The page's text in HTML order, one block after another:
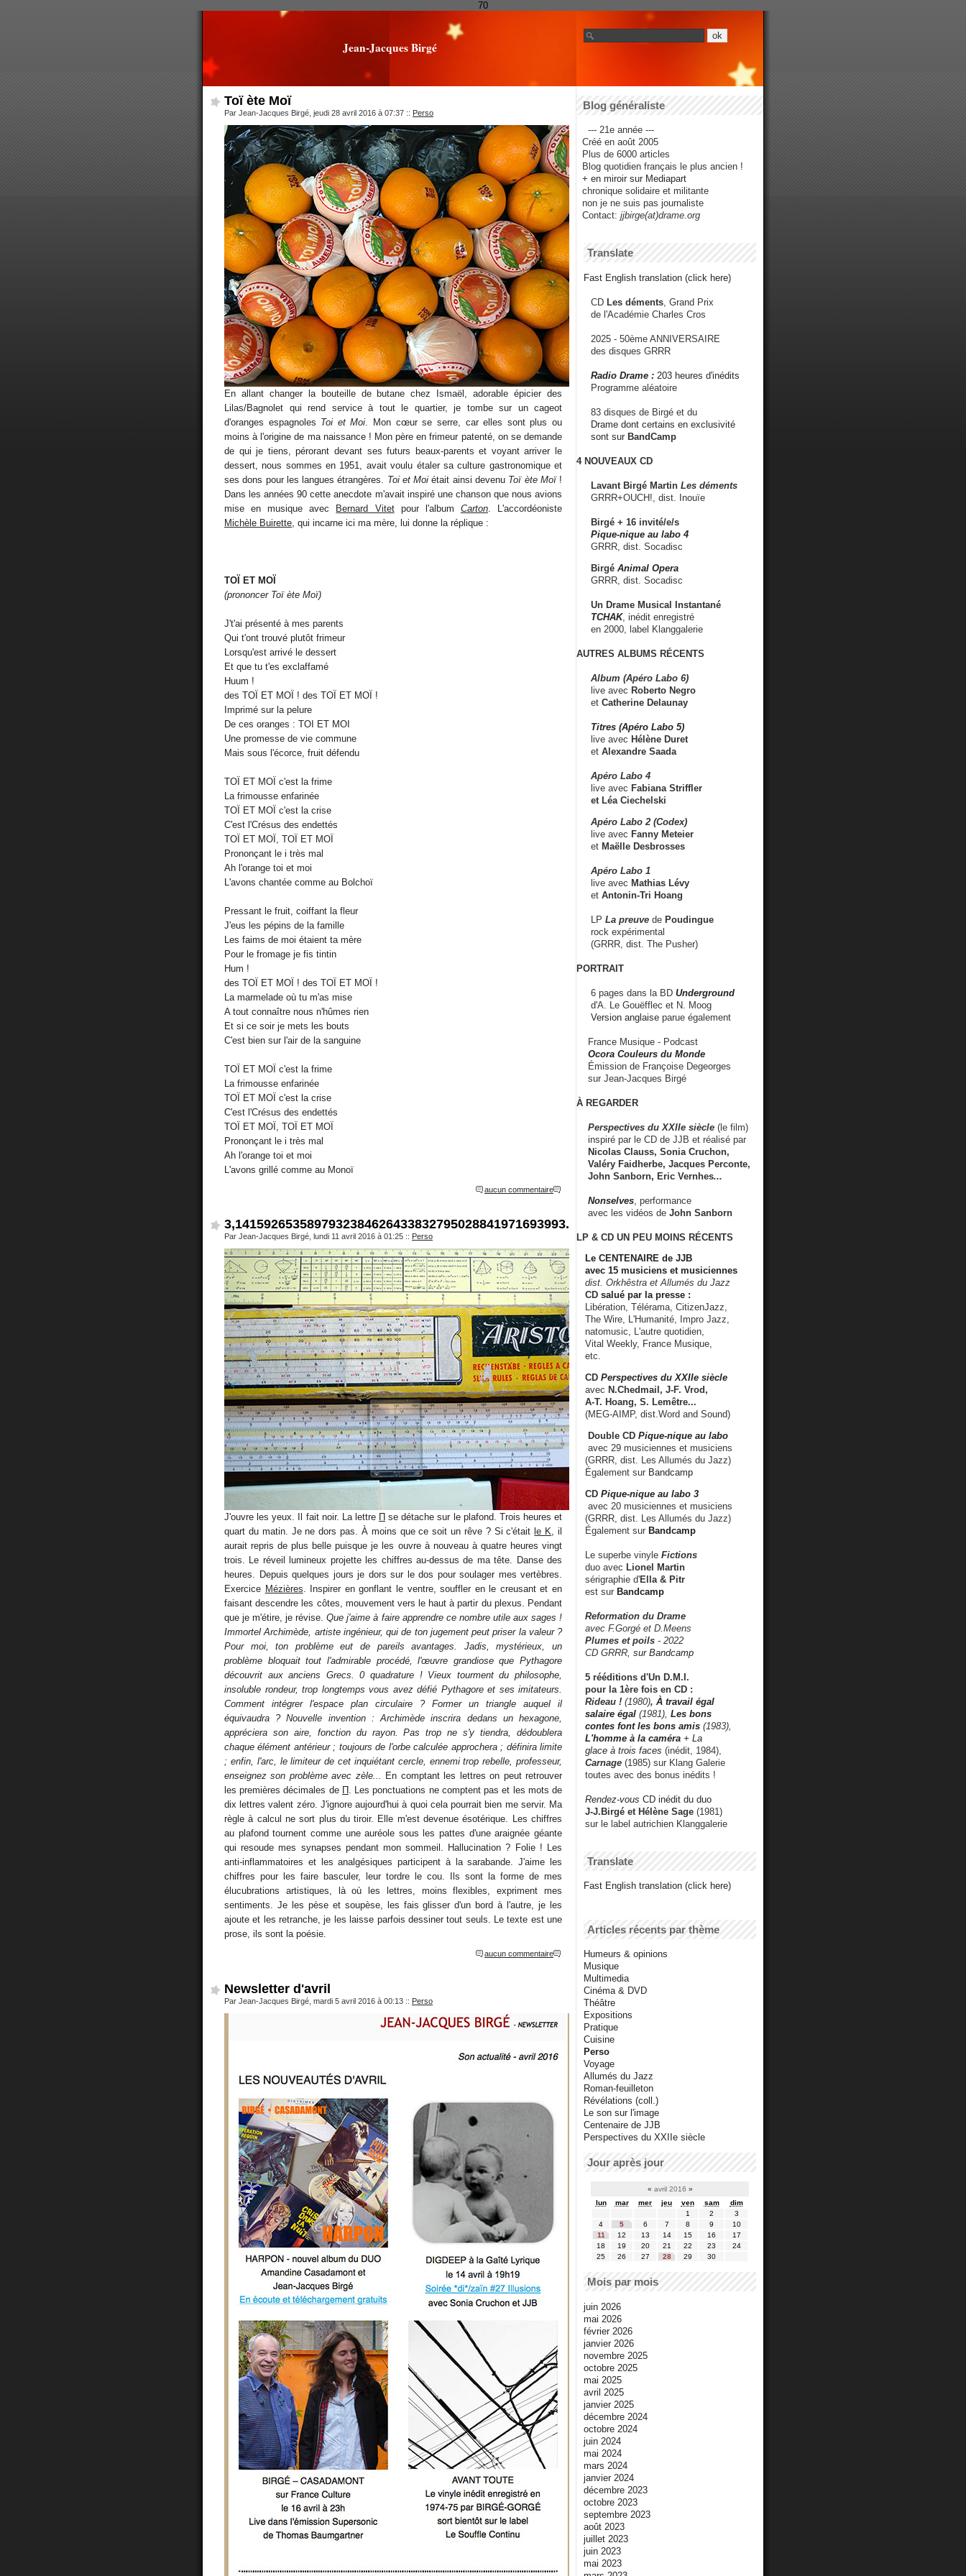
70
Jean-Jacques Birgé
Toï ète Moï
Par Jean-Jacques Birgé, jeudi 28 avril 2016 à 07:37 :: Perso
En allant changer la bouteille de butane chez Ismaël, adorable épicier des
Lilas/Bagnolet qui rend service à tout le quartier, je tombe sur un cageot
d'oranges espagnoles Toi et Moi . Mon cœur se serre, car elles sont plus ou
moins à l'origine de ma naissance ! Mon père en frimeur patenté, on se demande
de qui je tiens, pérorant devant ses futurs beaux-parents et voyant arriver le
dessert, nous sommes en 1951, avait voulu étaler sa culture gastronomique et
ses dons pour les langues étrangères. Toi et Moi était ainsi devenu Toï ète Moï!
Dans les années 90 cette anecdote m'avait inspiré une chanson que nous avions
mise en musique avec
Bernard Vitetpour l'album Carton. L'accordéoniste
Michèle Buirette , qui incarne ici ma mère, lui donne la réplique :
TOÏ ET MOÏ
(prononcer Toï ète Moï)
J't'ai présenté à mes parents
Qui t'ont trouvé plutôt frimeur
Lorsqu'est arrivé le dessert
Et que tu t'es exclaffamé
Huum !
des TOÏ ET MOÏ ! des TOÏ ET MOÏ !
Imprimé sur la pelure
De ces oranges : TOI ET MOI
Une promesse de vie commune
Mais sous l'écorce, fruit défendu
TOÏ ET MOÏ c'est la frime
La frimousse enfarinée
TOÏ ET MOÏ c'est la crise
C'est l'Crésus des endettés
TOÏ ET MOÏ, TOÏ ET MOÏ
Prononçant le i très mal
Ah l'orange toi et moi
L'avons chantée comme au Bolchoï
Pressant le fruit, coiffant la fleur
J'eus les pépins de la famille
Les faims de moi étaient ta mère
Pour le fromage je fis tintin
Hum !
des TOÏ ET MOÏ ! des TOÏ ET MOÏ !
La marmelade où tu m'as mise
A tout connaître nous n'hûmes rien
Et si ce soir je mets les bouts
C'est bien sur l'air de la sanguine
TOÏ ET MOÏ c'est la frime
La frimousse enfarinée
TOÏ ET MOÏ c'est la crise
C'est l'Crésus des endettés
TOÏ ET MOÏ, TOÏ ET MOÏ
Prononçant le i très mal
Ah l'orange toi et moi
L'avons grillé comme au Monoï
aucun commentaire
3,1415926535897932384626433832795028841971693993...
Par Jean-Jacques Birgé, lundi 11 avril 2016 à 01:25 :: Perso
J'ouvre les yeux. Il fait noir. La lettre Π se détache sur le plafond. Trois heures et
quart du matin. Je ne dors pas. À moins que ce soit un rêve ? Si c'était le K, il
aurait repris de plus belle puisque je les ouvre à nouveau à quatre heures vingt
trois. Le réveil lumineux projette les chiffres au-dessus de ma tête. Danse des
heures. Depuis quelques jours je dors sur le dos pour soulager mes vertèbres.
Exercice Mézières. Inspirer en gonflant le ventre, souffler en le creusant et en
faisant descendre les côtes, mouvement vers le haut à partir du plexus. Pendant
que je m'étire, je révise.Que j'aime à faire apprendre ce nombre utile aux sages !
Immortel Archimède, artiste ingénieur, qui de ton jugement peut priser la valeur ?
Pour moi, ton problème eut de pareils avantages. Jadis, mystérieux, un
problème bloquait tout l'admirable procédé, l'œuvre grandiose que Pythagore
découvrit aux anciens Grecs. 0 quadrature ! Vieux tourment du philosophe,
insoluble rondeur, trop longtemps vous avez défié Pythagore et ses imitateurs.
Comment intégrer l'espace plan circulaire ? Former un triangle auquel il
équivaudra ? Nouvelle invention : Archimède inscrira dedans un hexagone,
appréciera son aire, fonction du rayon. Pas trop ne s'y tiendra, dédoublera
chaque élément antérieur ; toujours de l'orbe calculée approchera ; définira limite
; enfin, l'arc, le limiteur de cet inquiétant cercle, ennemi trop rebelle, professeur,
enseignez son problème avec zèle... En comptant les lettres on peut retrouver
les premières décimales de Π . Les ponctuations ne comptent pas et les mots de
dix lettres valent zéro. J'ignore aujourd'hui à quoi cela pourrait bien me servir. Ma
règle à calcul ne sort plus du tiroir. Elle m'est devenue ésotérique. Les chiffres
au plafond tournent comme une auréole sous les pattes d'une araignée géante
qui resoude mes synapses pendant mon sommeil. Hallucination ? Folie ! Les
anti-inflammatoires et les analgésiques participent à la sarabande. J'aime les
chiffres pour les faire basculer, leur tordre le cou. Ils sont la forme de mes
élucubrations artistiques, là où les lettres, moins flexibles, expriment mes
sentiments. Je les pèse et soupèse, les fais glisser d'un bord à l'autre, je les
ajoute et les retranche, je les laisse parfois dessiner tout seuls. Le texte est une
prose, ils sont la poésie.
aucun commentaire
Newsletter d'avril
Par Jean-Jacques Birgé, mardi 5 avril 2016 à 00:13 :: Perso
Blog généraliste
--- 21e année ---
Créé en août 2005
Plus de 6000 articles
Blog quotidien français le plus ancien !
+ en miroir sur Mediapart
chronique solidaire et militante
non je ne suis pas journaliste
Contact: jjbirge(at)drame.org
Translate
Fast English translation (click here)
CD Les déments , Grand Prix
de l'Académie Charles Cros
2025 - 50ème ANNIVERSAIRE
des disques GRRR
Radio Drame : 203 heures d'inédits
Programme aléatoire
83 disques de Birgé et du
Drame dont certains en exclusivité
sont sur BandCamp
4 NOUVEAUX CD
Lavant Birgé Martin Les déments
GRRR+OUCH!, dist. Inouïe
Birgé + 16 invité/e/s
Pique-nique au labo 4
GRRR, dist. Socadisc
Birgé Animal Opera
GRRR, dist. Socadisc
Un Drame Musical Instantané
TCHAK, inédit enregistré
en 2000, label Klanggalerie
AUTRES ALBUMS RÉCENTS
Album (Apéro Labo 6)
live avec Roberto Negro
et Catherine Delaunay
Titres (Apéro Labo 5)
live avec Hélène Duret
et Alexandre Saada
Apéro Labo 4
live avec Fabiana Striffler
et Léa Ciechelski
Apéro Labo 2 (Codex)
live avec Fanny Meteier
et Maëlle Desbrosses
Apéro Labo 1
live avec Mathias Lévy
et Antonin-Tri Hoang
LP La preuve de Poudingue
rock expérimental
(GRRR, dist. The Pusher)
PORTRAIT
6 pages dans la BD Underground
d'A. Le Gouëfflec et N. Moog
Version anglaise parue également
France Musique - Podcast
Ocora Couleurs du Monde
Émission de Françoise Degeorges
sur Jean-Jacques Birgé
À REGARDER
Perspectives du XXIIe siècle (le film)
inspiré par le CD de JJB et réalisé par
Nicolas Clauss, Sonia Cruchon,
Valéry Faidherbe, Jacques Perconte,
John Sanborn, Eric Vernhes...
Nonselves , performance
avec les vidéos de John Sanborn
LP & CD UN PEU MOINS RÉCENTS
Le CENTENAIRE de JJB
avec 15 musiciens et musiciennes
dist. Orkhêstra et Allumés du Jazz
CD salué par la presse :
Libération, Télérama, CitizenJazz,
The Wire, L'Humanité, Impro Jazz,
natomusic, L'autre quotidien,
Vital Weekly, France Musique,
etc.
CD Perspectives du XXIIe siècle
avec N.Chedmail, J-F. Vrod,
A-T. Hoang, S. Lemêtre...
(MEG-AIMP, dist.Word and Sound)
Double CD Pique-nique au labo
avec 29 musiciennes et musiciens
(GRRR, dist. Les Allumés du Jazz)
Également sur Bandcamp
CD Pique-nique au labo 3
avec 20 musiciennes et musiciens
(GRRR, dist. Les Allumés du Jazz)
Également sur Bandcamp
Le superbe vinyle Fictions
duo avec Lionel Martin
sérigraphie d'Ella & Pitr
est sur Bandcamp
Reformation du Drame
avec F.Gorgé et D.Meens
Plumes et poils - 2022
CD GRRR, sur Bandcamp
5 rééditions d'Un D.M.I.
pour la 1ère fois en CD :
Rideau ! (1980), À travail égal
salaire égal (1981), Les bons
contes font les bons amis (1983),
L'homme à la caméra + La
glace à trois faces (inédit, 1984),
Carnage (1985) sur Klang Galerie
toutes avec des bonus inédits !
Rendez-vous CD inédit du duo
J-J.Birgé et Hélène Sage (1981)
sur le label autrichien Klanggalerie
Translate
Fast English translation (click here)
Articles récents par thème
Humeurs & opinions
Musique
Multimedia
Cinéma & DVD
Théâtre
Expositions
Pratique
Cuisine
Perso
Voyage
Allumés du Jazz
Roman-feuilleton
Révélations (coll.)
Le son sur l'image
Centenaire de JJB
Perspectives du XXIIe siècle
Jour après jour
« avril 2016 »
lun
mar mer jeu ven sam
dim
1
2
3
4
5 6 7 8 9
10
11
12 13 14 15 16
17
18
19 20 21 22 23
24
25
26 27 28 29 30
Mois par mois
juin 2026
mai 2026
février 2026
janvier 2026
novembre 2025
octobre 2025
mai 2025
avril 2025
janvier 2025
décembre 2024
octobre 2024
juin 2024
mai 2024
mars 2024
janvier 2024
décembre 2023
octobre 2023
septembre 2023
août 2023
juillet 2023
juin 2023
mai 2023